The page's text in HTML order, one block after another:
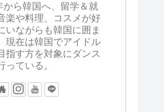
から韓国へ、留学＆就
楽や料理、コスメが好
いながらも韓国に囲ま
現在は韓国でアイドル
指す方を対象にダンス
っている。